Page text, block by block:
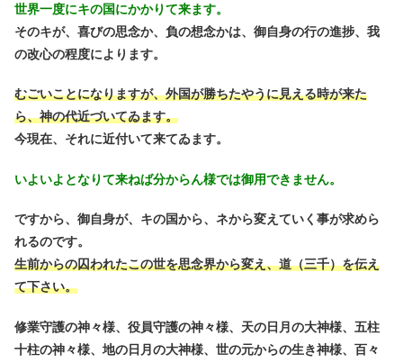
世界一度にキの国にかかりて来ます。
そのキが、喜びの思念か、負の想念かは、御自身の行の進捗、我
の改心の程度によります。
むごいことになりますが、外国が勝ちたやうに見える時が来た
ら、神の代近づいてゐます。
今現在、それに近付いて来てゐます。
いよいよとなりて来ねば分からん様では御用できません。
ですから、御自身が、キの国から、ネから変えていく事が求めら
れるのです。
生前からの囚われたこの世を思念界から変え、道（三千）を伝え
て下さい。
修業守護の神々様、役員守護の神々様、天の日月の大神様、五柱
十柱の神々様、地の日月の大神様、世の元からの生き神様、百々